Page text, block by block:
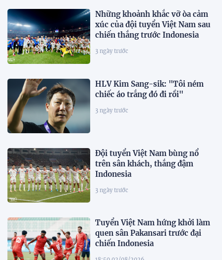
Những khoảnh khắc vỡ òa cảm
xúc của đội tuyển Việt Nam sau
chiến thắng trước Indonesia
3 ngày trước
HLV Kim Sang-sik: "Tôi ném
chiếc áo trắng đó đi rồi"
3 ngày trước
Đội tuyển Việt Nam bùng nổ
trên sân khách, thắng đậm
Indonesia
3 ngày trước
Tuyển Việt Nam hứng khởi làm
quen sân Pakansari trước đại
chiến Indonesia